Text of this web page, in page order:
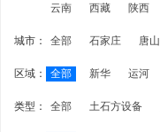
云南
西藏 陕西
城市： 全部 石家庄 唐山
区域： 全部 新华 运河
类型： 全部 土石方设备